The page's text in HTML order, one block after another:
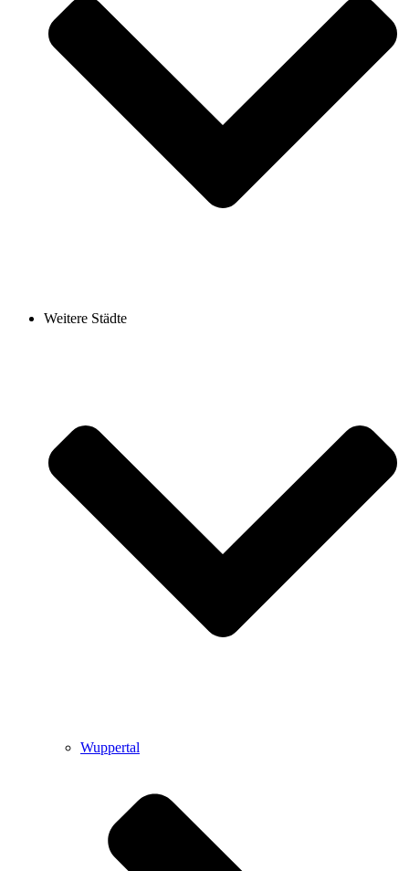
Weitere Städte
Wuppertal